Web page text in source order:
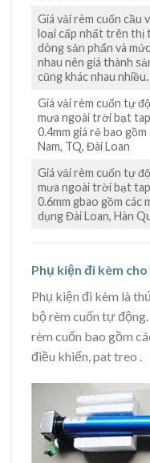
Giá vải rèm cuốn cầu
loại cấp nhất trên thị
dòng sản phẩn và
nhau nên giá thành
cũng khác nhau nhiều.
Giá vải rèm cuốn tự
mưa ngoài trời bạt
0.4mm giá rẻ bao
Nam, TQ, Đài Loan
Giá vải rèm cuốn tự
mưa ngoài trời bạt
0.6mm gbao gồm các
dụng Đài Loan, Hàn
Phụ kiện đi kèm
Phụ kiện đi kèm là
bộ rèm cuốn tự
rèm cuốn bao gồm
điều khiển, pat treo .